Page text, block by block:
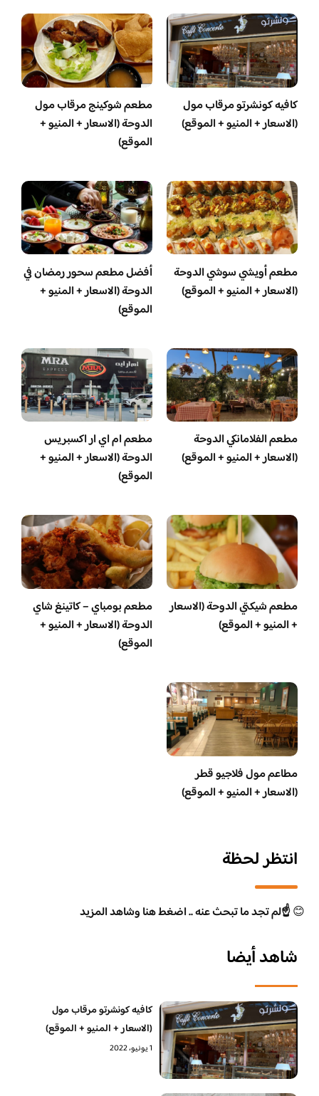
كافيه كونشرتو مرقاب مول
(الاسعار + المنيو + الموقع)
مطعم شوكينج مرقاب مول
الدوحة (الاسعار + المنيو +
الموقع)
مطعم أويشي سوشي الدوحة
(الاسعار + المنيو + الموقع)
أفضل مطعم سحور رمضان في
الدوحة (الاسعار + المنيو +
الموقع)
مطعم الفلامانكي الدوحة
(الاسعار + المنيو + الموقع)
مطعم ام اي ار اكسبريس
الدوحة (الاسعار + المنيو +
الموقع)
مطعم شيكتي الدوحة (الاسعار
+ المنيو + الموقع)
مطعم بومباي – كاتينغ شاي
الدوحة (الاسعار + المنيو +
الموقع)
مطاعم مول فلاجيو قطر
(الاسعار + المنيو + الموقع)
انتظر لحظة
😊☝️لم تجد ما تبحث عنه .. اضغط هنا وشاهد المزيد
شاهد أيضا
كافيه كونشرتو مرقاب مول
(الاسعار + المنيو + الموقع)
1 يونيو، 2022